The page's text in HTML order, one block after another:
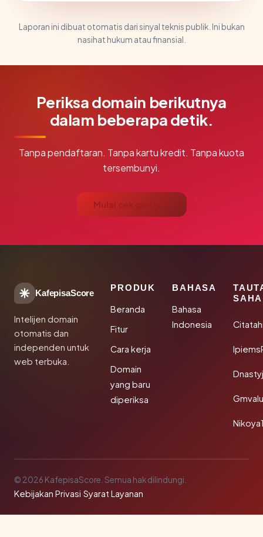
Laporan ini dibuat otomatis dari sinyal teknis publik. Ini bukan
nasihat hukum atau finansial.
Periksa domain berikutnya
dalam beberapa detik.
Tanpa pendaftaran. Tanpa kartu kredit. Tanpa kuota
tersembunyi.
Mulai cek gratis →
KafepisaScore
Intelijen domain
otomatis dan
independen untuk
web terbuka.
PRODUK
Beranda
Fitur
Cara kerja
Domain
yang baru
diperiksa
BAHASA
Bahasa
Indonesia
© 2026 KafepisaScore. Semua hak dilindungi.
Kebijakan Privasi·Syarat Layanan